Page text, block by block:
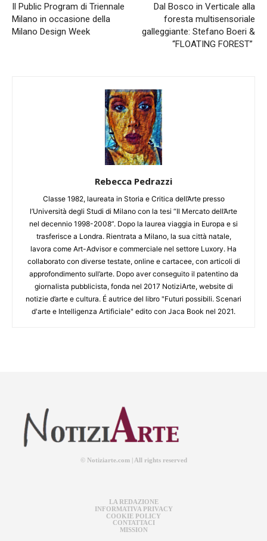
Il Public Program di Triennale
Milano in occasione della
Milano Design Week
Dal Bosco in Verticale alla
foresta multisensoriale
galleggiante: Stefano Boeri &
“FLOATING FOREST”
Rebecca Pedrazzi
Classe 1982, laureata in Storia e Critica dell’Arte presso
l’Università degli Studi di Milano con la tesi “Il Mercato dell’Arte
nel decennio 1998-2008”. Dopo la laurea viaggia in Europa e si
trasferisce a Londra. Rientrata a Milano, la sua città natale,
lavora come Art-Advisor e commerciale nel settore Luxory. Ha
collaborato con diverse testate, online e cartacee, con articoli di
approfondimento sull’arte. Dopo aver conseguito il patentino da
giornalista pubblicista, fonda nel 2017 NotiziArte, website di
notizie d’arte e cultura. É autrice del libro "Futuri possibili. Scenari
d'arte e Intelligenza Artificiale" edito con Jaca Book nel 2021.
© Notiziarte.com | All rights reserved
LA REDAZIONE
INFORMATIVA PRIVACY
COOKIE POLICY
CONTATTACI
MISSION